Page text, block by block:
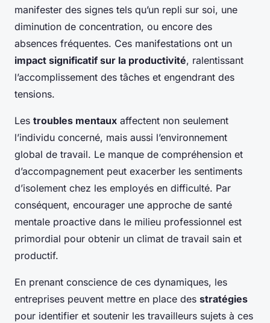
manifester des signes tels qu’un repli sur soi, une
diminution de concentration, ou encore des
absences fréquentes. Ces manifestations ont un
impact significatif sur la productivité, ralentissant
l’accomplissement des tâches et engendrant des
tensions.
Les troubles mentaux affectent non seulement
l’individu concerné, mais aussi l’environnement
global de travail. Le manque de compréhension et
d’accompagnement peut exacerber les sentiments
d’isolement chez les employés en difficulté. Par
conséquent, encourager une approche de santé
mentale proactive dans le milieu professionnel est
primordial pour obtenir un climat de travail sain et
productif.
En prenant conscience de ces dynamiques, les
entreprises peuvent mettre en place des stratégies
pour identifier et soutenir les travailleurs sujets à ces